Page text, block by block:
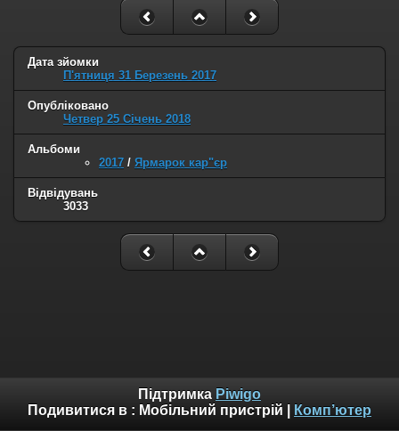
Дата зйомки
П'ятниця 31 Березень 2017
Опубліковано
Четвер 25 Січень 2018
Альбоми
2017 / Ярмарок кар"єр
Відвідувань
3033
Підтримка Piwigo
Подивитися в : Мобільний пристрій Комп’ютер